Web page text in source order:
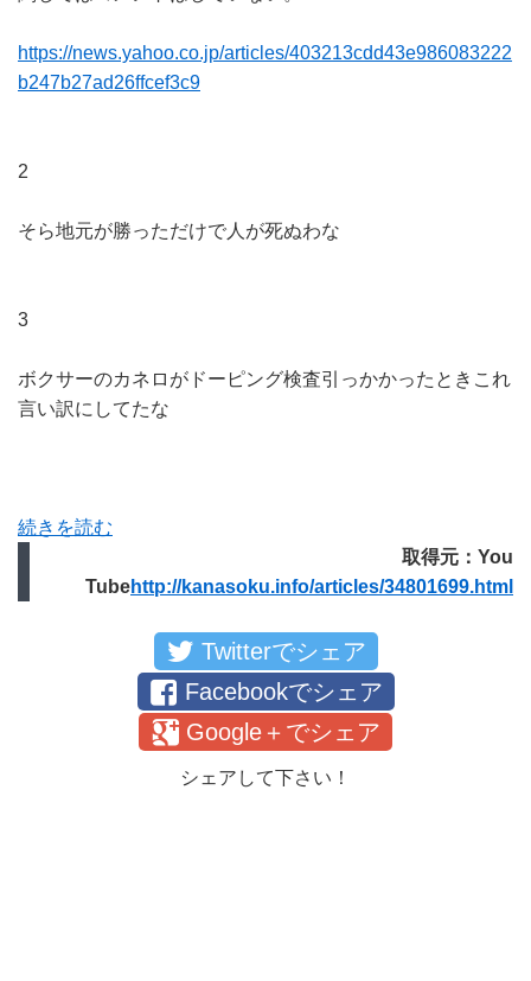
https://news.yahoo.co.jp/articles/403213cdd43e986083222
b247b27ad26ffcef3c9
2
そら地元が勝っただけで人が死ぬわな
3
ボクサーのカネロがドーピング検査引っかかったときこれ
言い訳にしてたな
続きを読む
取得元：You
Tubehttp://kanasoku.info/articles/34801699.html
Twitterでシェア
Facebookでシェア
Google＋でシェア
シェアして下さい！